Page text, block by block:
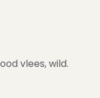
vlees, wild.